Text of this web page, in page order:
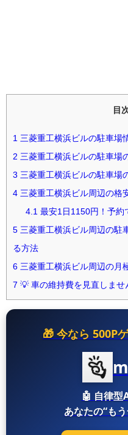
目
1 三菱重工横浜ビルの駐車場
2 三菱重工横浜ビルの駐車場
3 三菱重工横浜ビルの駐車場
4 三菱重工横浜ビル周辺の格
4.1 最安1日1150円！予約
5 三菱重工横浜ビル周辺の駐
る方法
6 三菱重工横浜ビル周辺の月
7 💡 車の維持費を見直しませ
🎁 今なら 500P
🤖 自律型
あなたの“も